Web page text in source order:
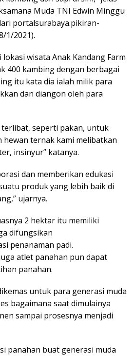
Muda TNI Edwin Minggu
portalsurabaya.pikiran-
1/2021).
wisata Anak Kandang Farm
400 kambing dengan berbagai
itu kata dia ialah milik para
dan diangon oleh para
seperti pakan, untuk
hewan ternak kami melibatkan
insinyur” katanya.
dan memberikan edukasi
produk yang lebih baik di
ujarnya.
2 hektar itu memiliki
difungsikan
penanaman padi.
atlet panahan pun dapat
panahan.
untuk para generasi muda
bagaimana saat dimulainya
sampai prosesnya menjadi
panahan buat generasi muda